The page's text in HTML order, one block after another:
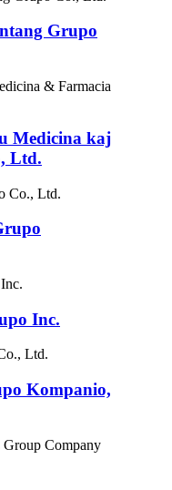
Grupo
Medicina kaj
Ltd.
Inc.
Kompanio,